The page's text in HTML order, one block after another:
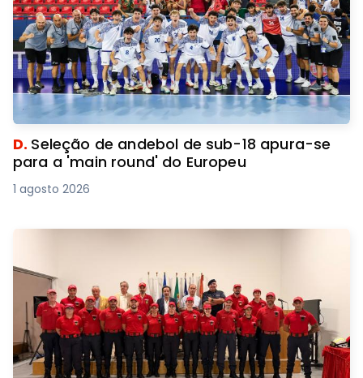
D. Seleção de andebol de sub-18 apura-se
para a 'main round' do Europeu
1 agosto 2026